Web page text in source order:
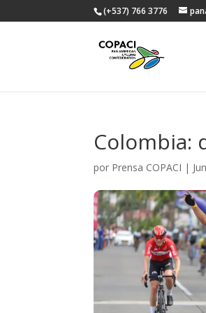
(+537) 766 3776
Colombia:
por Prensa COPACI |